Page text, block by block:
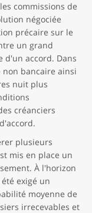
commissions de
négociée
précaire sur le
un grand
d'un accord. Dans
bancaire ainsi
nuit plus
créanciers
plusieurs
mis en place un
À l'horizon
exigé un
moyenne de
irrecevables et